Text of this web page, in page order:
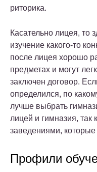
риторика.
Касательно лицея, то
изучение какого-то
после лицея хорошо
предметах и могут
заключен договор.
определился, по
лучше выбрать
лицей и гимназия,
заведениями,
Профили